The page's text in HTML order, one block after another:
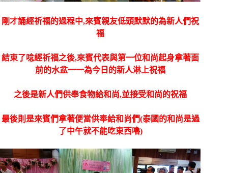
剛才誦經祈福的過程中,來賓親友低頭默默的為新人們祝
福
結束了唸經祈福之後,來賓代表與第一位和尚起身拿著面
前的水盆一一為今日的新人淋上祝福
之後是新人們供奉食物給和尚,並接受和尚的祝福
最後則是來賓們拿著便當供奉給和尚們(泰國的和尚是過
了中午就不能吃東西嚕)